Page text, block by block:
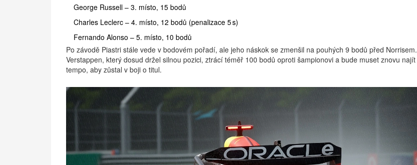
George Russell – 3. místo, 15 bodů
Charles Leclerc – 4. místo, 12 bodů (penalizace 5 s)
Fernando Alonso – 5. místo, 10 bodů
Po závodě Piastri stále vede v bodovém pořadí, ale jeho náskok se zmenšil na pouhých 9 bodů před Norrisem.
Verstappen, který dosud držel silnou pozici, ztrácí téměř 100 bodů oproti šampionovi a bude muset znovu najít
tempo, aby zůstal v boji o titul.